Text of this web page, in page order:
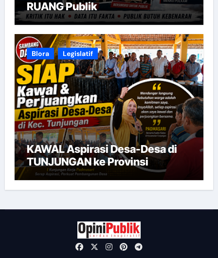
RUANG Publik
Blora Legislatif
KAWAL Aspirasi Desa-Desa di
TUNJUNGAN ke Provinsi